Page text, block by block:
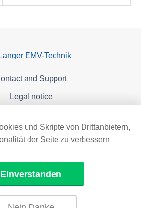
EMV-Technik
and Support
Legal notice
und Skripte von Drittanbietern,
der Seite zu verbessern
Einverstanden